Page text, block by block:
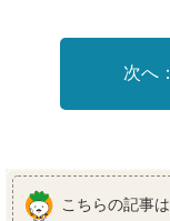
こちらの記事は